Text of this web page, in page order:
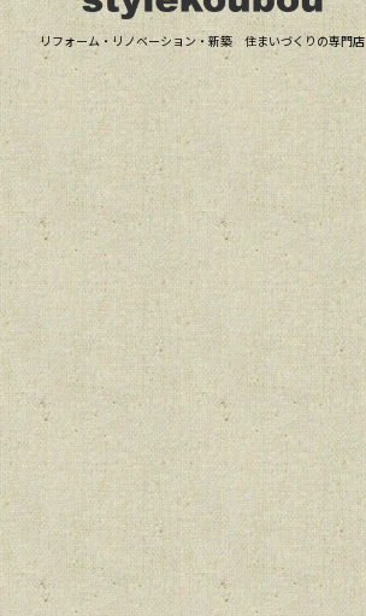
リフォーム・リノベーション・新築 住まいづくりの専門店